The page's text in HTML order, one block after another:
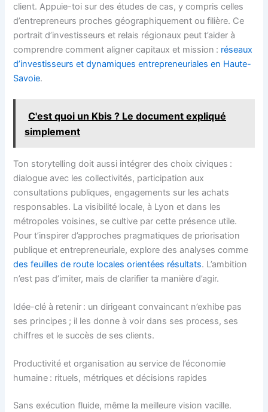
client. Appuie-toi sur des études de cas, y compris celles
d’entrepreneurs proches géographiquement ou filière. Ce
portrait d’investisseurs et relais régionaux peut t’aider à
comprendre comment aligner capitaux et mission : réseaux
d’investisseurs et dynamiques entrepreneuriales en Haute-
Savoie.
C'est quoi un Kbis ? Le document expliqué
simplement
Ton storytelling doit aussi intégrer des choix civiques :
dialogue avec les collectivités, participation aux
consultations publiques, engagements sur les achats
responsables. La visibilité locale, à Lyon et dans les
métropoles voisines, se cultive par cette présence utile.
Pour t’inspirer d’approches pragmatiques de priorisation
publique et entrepreneuriale, explore des analyses comme
des feuilles de route locales orientées résultats. L’ambition
n’est pas d’imiter, mais de clarifier ta manière d’agir.
Idée-clé à retenir : un dirigeant convaincant n’exhibe pas
ses principes ; il les donne à voir dans ses process, ses
chiffres et le succès de ses clients.
Productivité et organisation au service de l’économie
humaine : rituels, métriques et décisions rapides
Sans exécution fluide, même la meilleure vision vacille.